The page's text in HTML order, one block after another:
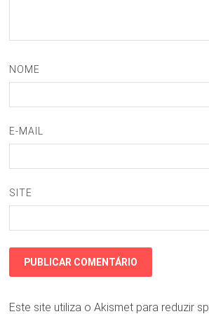
NOME
E-MAIL
SITE
Este site utiliza o Akismet para reduzir